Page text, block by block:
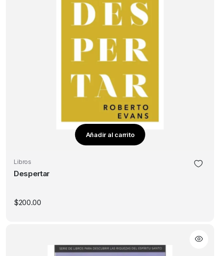
Añadir al carrito
Libros
Despertar
$200.00